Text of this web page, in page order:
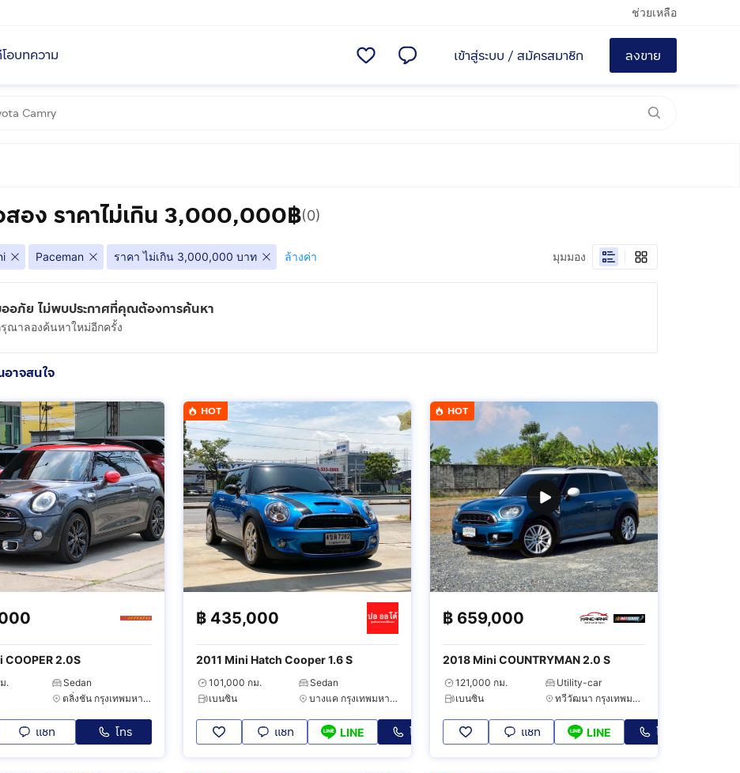
ช่วยเหลือ
อบทความ เข้าสู่ระบบ / สมัครสมาชิก ลงขาย
อง ราคาไม่เกิน 3,000,000฿(0)
Paceman ราคา ไม่เกิน 3,000,000 บาท ล้างค่า มุมมอง
อภัย ไม่พบประกาศที่คุณต้องการค้นหา
ณาลองค้นหาใหม่อีกครั้ง
าจสนใจ
2.0S
.
Sedan
ตลิ่งชัน กรุงเทพมหานคร
แชท โทร
HOT
฿ 435,000
2011 Mini Hatch Cooper 1.6 S
101,000 กม.
Sedan
เบนซิน
บางแค กรุงเทพมหานคร
แชท LINE โทร
HOT
฿ 659,000
2018 Mini COUNTRYMAN 2.0 S
121,000 กม.
Utility-car
เบนซิน
ทวีวัฒนา กรุงเทพมหานคร
แชท LINE โทร